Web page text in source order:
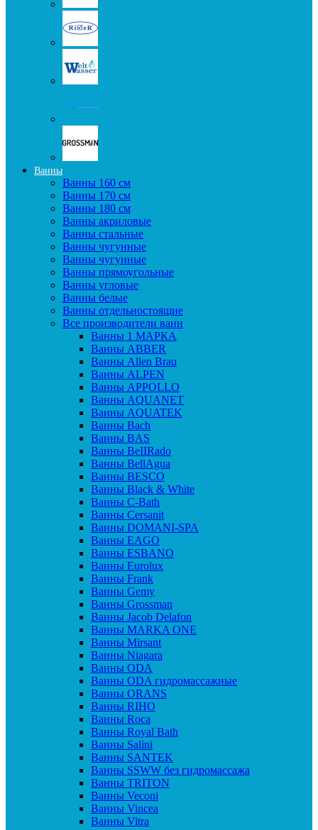
Ванны
Ванны 160 см
Ванны 170 см
Ванны 180 см
Ванны акриловые
Ванны стальные
Ванны чугунные
Ванны чугунные
Ванны прямоугольные
Ванны угловые
Ванны белые
Ванны отдельностоящие
Все производители ванн
Ванны 1 МАРКА
Ванны ABBER
Ванны Allen Brau
Ванны ALPEN
Ванны APPOLLO
Ванны AQUANET
Ванны AQUATEK
Ванны Bach
Ванны BAS
Ванны BeIIRado
Ванны BellAgua
Ванны BESCO
Ванны Black & White
Ванны C-Bath
Ванны Cersanit
Ванны DOMANI-SPA
Ванны EAGO
Ванны ESBANO
Ванны Eurolux
Ванны Frank
Ванны Gemy
Ванны Grossman
Ванны Jacob Delafon
Ванны MARKA ONE
Ванны Mirsant
Ванны Niagara
Ванны ODA
Ванны ODA гидромассажные
Ванны ORANS
Ванны RIHO
Ванны Roca
Ванны Royal Bath
Ванны Salini
Ванны SANTEK
Ванны SSWW без гидромассажа
Ванны TRITON
Ванны Veconi
Ванны Vincea
Ванны Vitra